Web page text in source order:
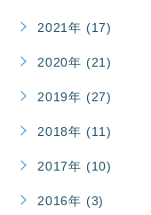
2021年 (17)
2020年 (21)
2019年 (27)
2018年 (11)
2017年 (10)
2016年 (3)